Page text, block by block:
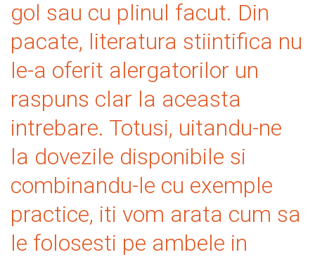
gol sau cu plinul facut. Din
pacate, literatura stiintifica nu
le-a oferit alergatorilor un
raspuns clar la aceasta
intrebare. Totusi, uitandu-ne
la dovezile disponibile si
combinandu-le cu exemple
practice, iti vom arata cum sa
le folosesti pe ambele in